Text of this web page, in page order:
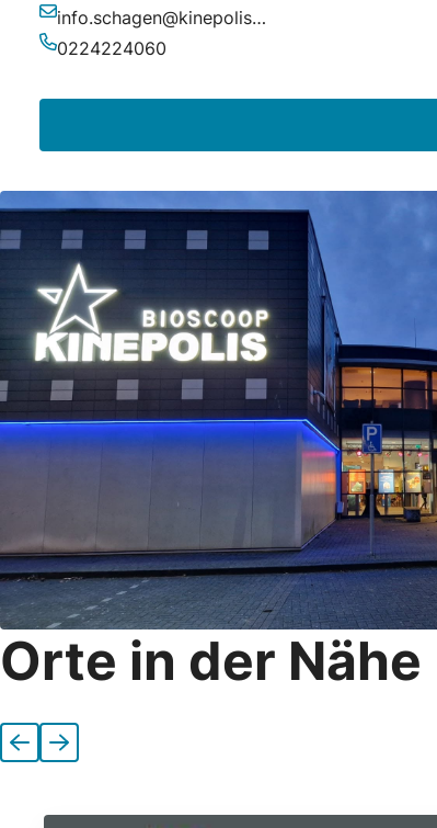
E-Mail-Adresse
info.schagen@kinepolis.com
0224224060
Orte in der Nähe
Vorherige
Nächste